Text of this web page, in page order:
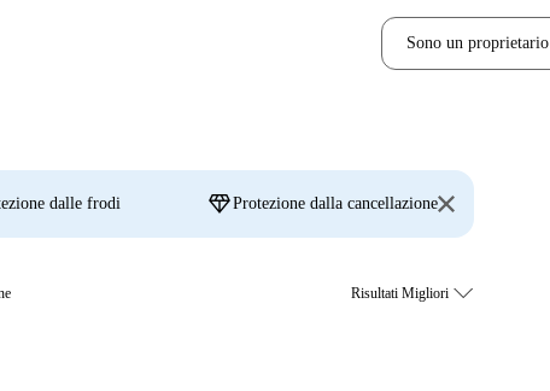
Sono un proprietario
dalle frodi diamondProtezione dalla cancellazione